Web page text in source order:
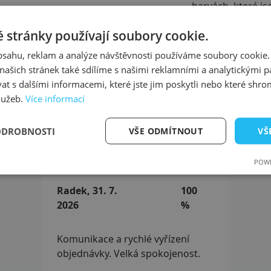
barvách, které
Upozorňujeme,
mohou se
uživatelů - 98 % zákazníků
Radek, 31. 7.
2026
100
%
Komunikace a rychlé vyřízení
objednávky. Velká spokojenost.
stránky používají soubory cookie.
reklam a analýze návštěvnosti používáme soubory
stránek také sdílíme s našimi reklamními a analytickými
s dalšími informacemi, které jste jim poskytli nebo které
Více informací
VŠE ODMÍTNOUT